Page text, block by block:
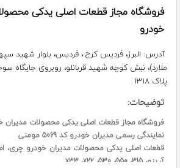
فروشگاه مجاز قطعات اصلی یدکی
خودرو
آدرس: البرز، فردیس کرج ، فردیس، بلوار شهید
ملارد)، نبش کوچه شهید قربانلو، روبروی جایگاه
پلاک 1318
توضیحات:
فروشگاه مجاز قطعات اصلی یدکی محصولات مدیران خودرو کد
نمایندگی رسمی مدیران خودرو کد 5069 مومنی
قطعات اصلی یدکی محصولات مدیران خودرو چری،
آریزو، x33 ،x22 ،530 ،550 ،315